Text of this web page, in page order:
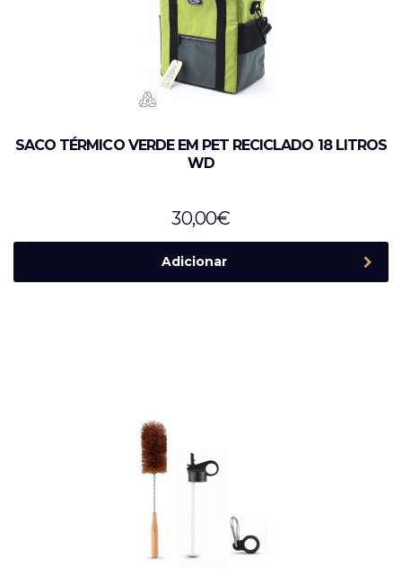
SACO TÉRMICO VERDE EM PET RECICLADO 18 LITROS
WD
30,00€
Adicionar